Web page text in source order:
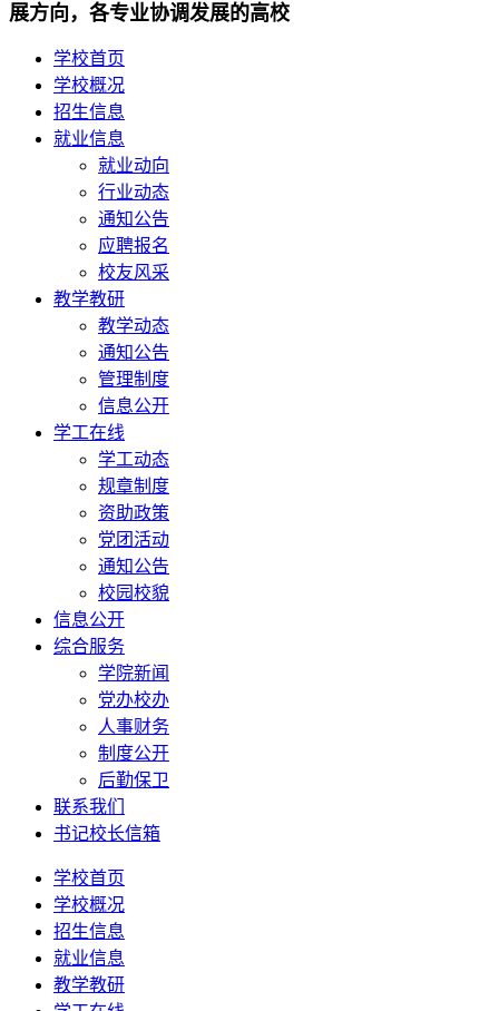
展方向，各专业协调发展的高校
学校首页
学校概况
招生信息
就业信息
就业动向
行业动态
通知公告
应聘报名
校友风采
教学教研
教学动态
通知公告
管理制度
信息公开
学工在线
学工动态
规章制度
资助政策
党团活动
通知公告
校园校貌
信息公开
综合服务
学院新闻
党办校办
人事财务
制度公开
后勤保卫
联系我们
书记校长信箱
学校首页
学校概况
招生信息
就业信息
教学教研